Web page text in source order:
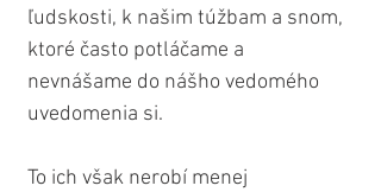
ľudskosti, k našim túžbam a snom,
ktoré často potláčame a
nevnášame do nášho vedomého
uvedomenia si.
To ich však nerobí menej